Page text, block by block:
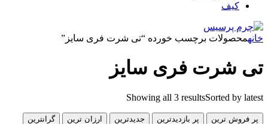
برچسب خورده “تی شرت فری سایز”
فری سایز
Showing all 3 resultsSorted
ترین پر بازدیدترین جدیدترین ارزان ترین گرانترین